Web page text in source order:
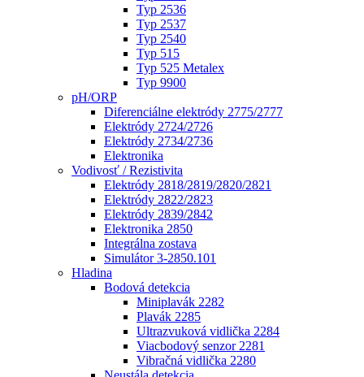
Typ 2536
Typ 2537
Typ 2540
Typ 515
Typ 525 Metalex
Typ 9900
pH/ORP
Diferenciálne elektródy 2775/2777
Elektródy 2724/2726
Elektródy 2734/2736
Elektronika
Vodivosť / Rezistivita
Elektródy 2818/2819/2820/2821
Elektródy 2822/2823
Elektródy 2839/2842
Elektronika 2850
Integrálna zostava
Simulátor 3-2850.101
Hladina
Bodová detekcia
Miniplavák 2282
Plavák 2285
Ultrazvuková vidlička 2284
Viacbodový senzor 2281
Vibračná vidlička 2280